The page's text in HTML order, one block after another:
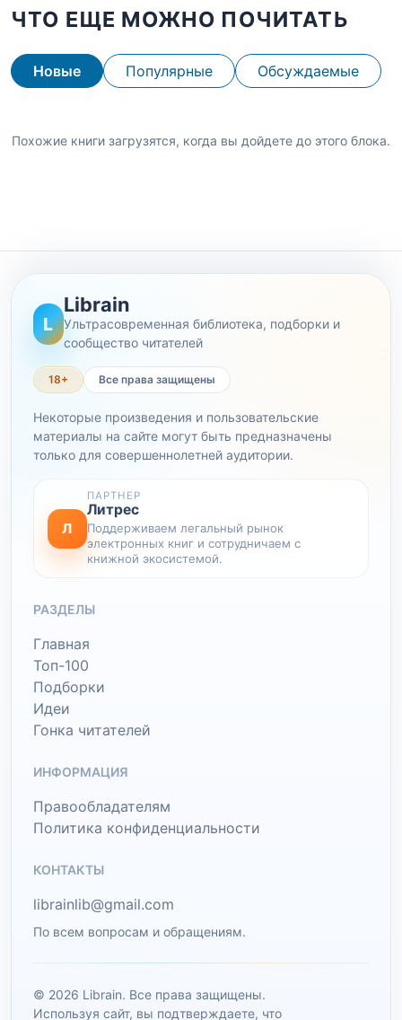
ЧТО ЕЩЕ МОЖНО ПОЧИТАТЬ
Новые Популярные Обсуждаемые
Похожие книги загрузятся, когда вы дойдете до этого блока.
L
Librain
Ультрасовременная библиотека, подборки и
сообщество читателей
18+ Все права защищены
Некоторые произведения и пользовательские
материалы на сайте могут быть предназначены
только для совершеннолетней аудитории.
Л
ПАРТНЕР
Литрес
Поддерживаем легальный рынок
электронных книг и сотрудничаем с
книжной экосистемой.
РАЗДЕЛЫ
Главная
Топ-100
Подборки
Идеи
Гонка читателей
ИНФОРМАЦИЯ
Правообладателям
Политика конфиденциальности
КОНТАКТЫ
librainlib@gmail.com
По всем вопросам и обращениям.
© 2026 Librain. Все права защищены.
Используя сайт, вы подтверждаете, что